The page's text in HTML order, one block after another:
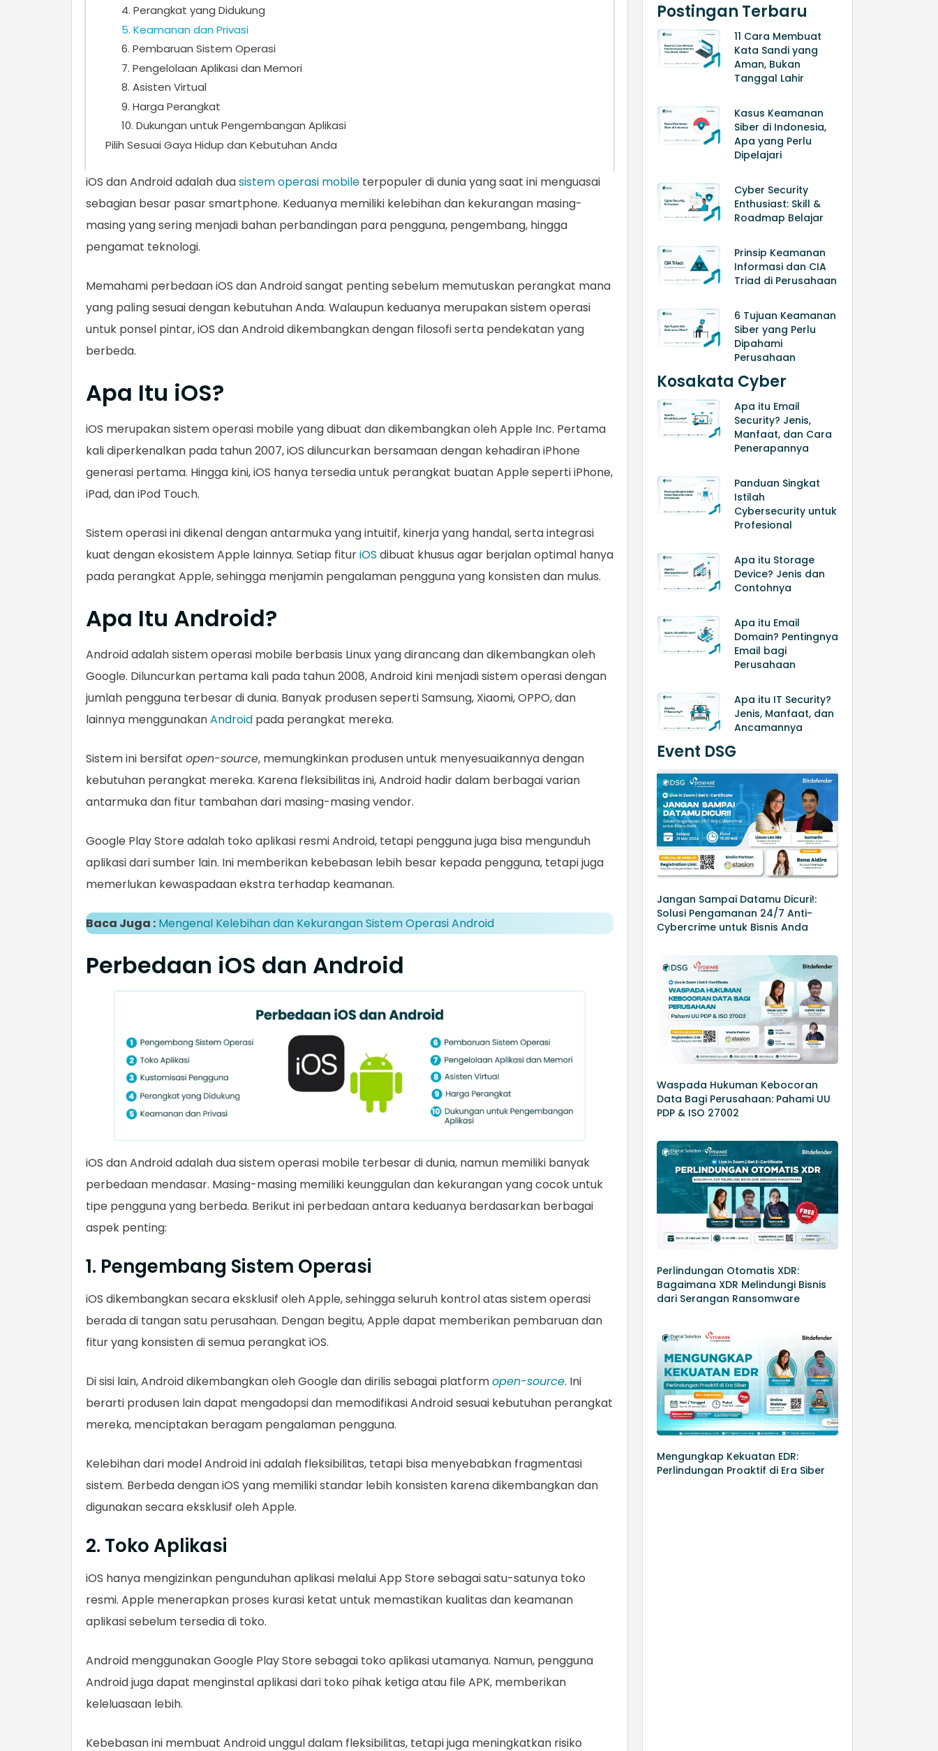
4. Perangkat yang Didukung
5. Keamanan dan Privasi
6. Pembaruan Sistem Operasi
7. Pengelolaan Aplikasi dan Memori
8. Asisten Virtual
9. Harga Perangkat
10. Dukungan untuk Pengembangan Aplikasi
Pilih Sesuai Gaya Hidup dan Kebutuhan Anda
iOS dan Android adalah duasistem operasi mobile terpopuler di dunia yang saat ini menguasai
sebagian besar pasar smartphone. Keduanya memiliki kelebihan dan kekurangan masing-
masing yang sering menjadi bahan perbandingan para pengguna, pengembang, hingga
pengamat teknologi.
Memahami perbedaan iOS dan Android sangat penting sebelum memutuskan perangkat mana
yang paling sesuai dengan kebutuhan Anda. Walaupun keduanya merupakan sistem operasi
untuk ponsel pintar, iOS dan Android dikembangkan dengan filosofi serta pendekatan yang
berbeda.
Apa Itu iOS?
iOS merupakan sistem operasi mobile yang dibuat dan dikembangkan oleh Apple Inc. Pertama
kali diperkenalkan pada tahun 2007, iOS diluncurkan bersamaan dengan kehadiran iPhone
generasi pertama. Hingga kini, iOS hanya tersedia untuk perangkat buatan Apple seperti iPhone,
iPad, dan iPod Touch.
Sistem operasi ini dikenal dengan antarmuka yang intuitif, kinerja yang handal, serta integrasi
kuat dengan ekosistem Apple lainnya. Setiap fituriOS dibuat khusus agar berjalan optimal hanya
pada perangkat Apple, sehingga menjamin pengalaman pengguna yang konsisten dan mulus.
Apa Itu Android?
Android adalah sistem operasi mobile berbasis Linux yang dirancang dan dikembangkan oleh
Google. Diluncurkan pertama kali pada tahun 2008, Android kini menjadi sistem operasi dengan
jumlah pengguna terbesar di dunia. Banyak produsen seperti Samsung, Xiaomi, OPPO, dan
lainnya menggunakanAndroid pada perangkat mereka.
Sistem ini bersifat open-source, memungkinkan produsen untuk menyesuaikannya dengan
kebutuhan perangkat mereka. Karena fleksibilitas ini, Android hadir dalam berbagai varian
antarmuka dan fitur tambahan dari masing-masing vendor.
Google Play Store adalah toko aplikasi resmi Android, tetapi pengguna juga bisa mengunduh
aplikasi dari sumber lain. Ini memberikan kebebasan lebih besar kepada pengguna, tetapi juga
memerlukan kewaspadaan ekstra terhadap keamanan.
Baca Juga : Mengenal Kelebihan dan Kekurangan Sistem Operasi Android
Perbedaan iOS dan Android
iOS dan Android adalah dua sistem operasi mobile terbesar di dunia, namun memiliki banyak
perbedaan mendasar. Masing-masing memiliki keunggulan dan kekurangan yang cocok untuk
tipe pengguna yang berbeda. Berikut ini perbedaan antara keduanya berdasarkan berbagai
aspek penting:
1. Pengembang Sistem Operasi
iOS dikembangkan secara eksklusif oleh Apple, sehingga seluruh kontrol atas sistem operasi
berada di tangan satu perusahaan. Dengan begitu, Apple dapat memberikan pembaruan dan
fitur yang konsisten di semua perangkat iOS.
Di sisi lain, Android dikembangkan oleh Google dan dirilis sebagai platformopen-source. Ini
berarti produsen lain dapat mengadopsi dan memodifikasi Android sesuai kebutuhan perangkat
mereka, menciptakan beragam pengalaman pengguna.
Kelebihan dari model Android ini adalah fleksibilitas, tetapi bisa menyebabkan fragmentasi
sistem. Berbeda dengan iOS yang memiliki standar lebih konsisten karena dikembangkan dan
digunakan secara eksklusif oleh Apple.
2. Toko Aplikasi
iOS hanya mengizinkan pengunduhan aplikasi melalui App Store sebagai satu-satunya toko
resmi. Apple menerapkan proses kurasi ketat untuk memastikan kualitas dan keamanan
aplikasi sebelum tersedia di toko.
Android menggunakan Google Play Store sebagai toko aplikasi utamanya. Namun, pengguna
Android juga dapat menginstal aplikasi dari toko pihak ketiga atau file APK, memberikan
keleluasaan lebih.
Kebebasan ini membuat Android unggul dalam fleksibilitas, tetapi juga meningkatkan risiko
Postingan Terbaru
11 Cara Membuat
Kata Sandi yang
Aman, Bukan
Tanggal Lahir
Kasus Keamanan
Siber di Indonesia,
Apa yang Perlu
Dipelajari
Cyber Security
Enthusiast: Skill &
Roadmap Belajar
Prinsip Keamanan
Informasi dan CIA
Triad di Perusahaan
6 Tujuan Keamanan
Siber yang Perlu
Dipahami
Perusahaan
Kosakata Cyber
Apa itu Email
Security? Jenis,
Manfaat, dan Cara
Penerapannya
Panduan Singkat
Istilah
Cybersecurity untuk
Profesional
Apa itu Storage
Device? Jenis dan
Contohnya
Apa itu Email
Domain? Pentingnya
Email bagi
Perusahaan
Apa itu IT Security?
Jenis, Manfaat, dan
Ancamannya
Event DSG
Jangan Sampai Datamu Dicuri!:
Solusi Pengamanan 24/7 Anti-
Cybercrime untuk Bisnis Anda
Waspada Hukuman Kebocoran
Data Bagi Perusahaan: Pahami UU
PDP & ISO 27002
Perlindungan Otomatis XDR:
Bagaimana XDR Melindungi Bisnis
dari Serangan Ransomware
Mengungkap Kekuatan EDR:
Perlindungan Proaktif di Era Siber